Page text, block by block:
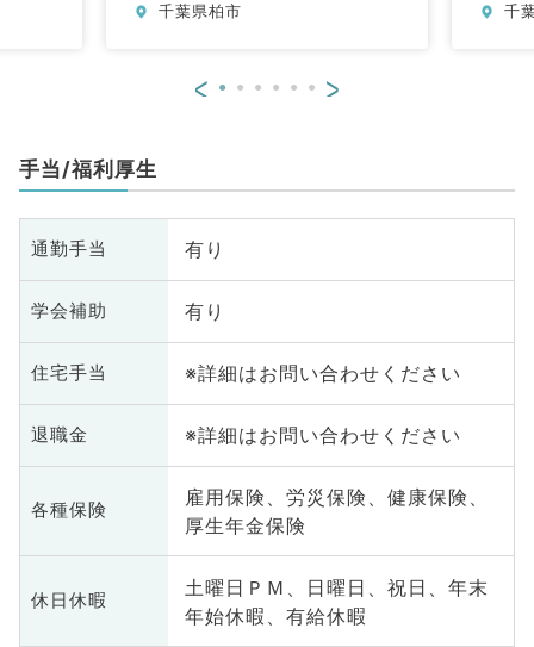
千葉県柏市 千
< >
手当/福利厚生
通勤手当 有り
学会補助 有り
住宅手当 ※詳細はお問い合わせください
退職金 ※詳細はお問い合わせください
各種保険
雇用保険、労災保険、健康保険、
厚生年金保険
休日休暇
土曜日ＰＭ、日曜日、祝日、年末
年始休暇、有給休暇